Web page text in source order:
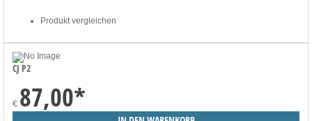
Produkt vergleichen
CJ P2
€ 87,00*